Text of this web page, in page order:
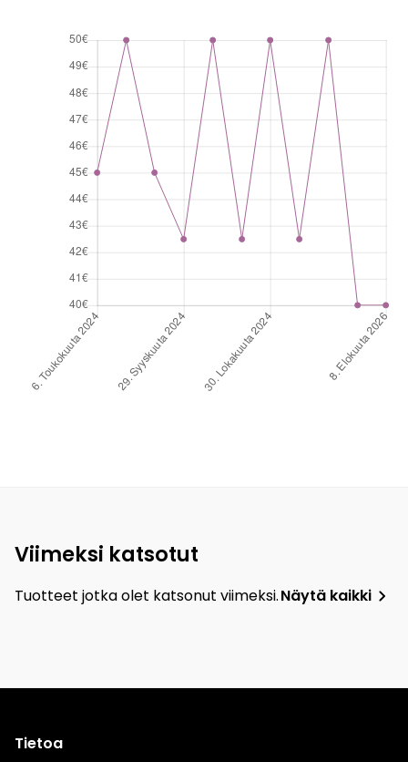
Viimeksi katsotut
Tuotteet jotka olet katsonut viimeksi.Näytä kaikki
Tietoa